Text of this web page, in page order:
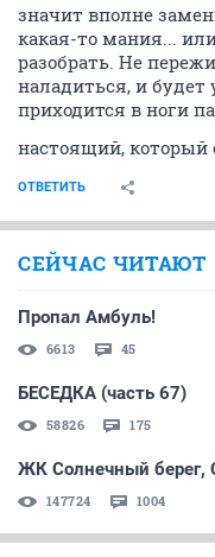
значит вполне
какая-то мания...
разобрать. Не
наладиться, и
приходится в ноги
настоящий, который
ОТВЕТИТЬ
СЕЙЧАС ЧИТАЮТ
Пропал Амбуль!
6613 45
БЕСЕДКА (часть 67)
58826 175
ЖК Солнечный берег,
147724 1004